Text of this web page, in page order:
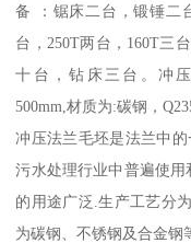
备 ：锯床二台，锻锤二
台，250T两台，160T三
十台，钻床三台。冲压
500mm,材质为:碳钢，
冲压法兰毛坯是法兰中的
污水处理行业中普遍使
的用途广泛.生产工艺分
为碳钢、不锈钢及合金钢